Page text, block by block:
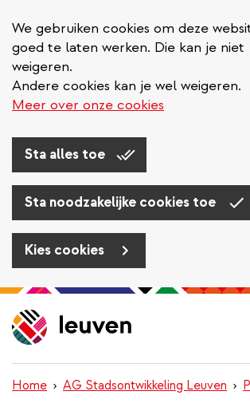
We gebruiken cookies om deze
goed te laten werken. Die kan je niet
weigeren.
Andere cookies kan je wel weigeren.
Meer over onze cookies
Sta alles toe
Sta noodzakelijke cookies toe
Kies cookies
Overslaan
en
naar
inhoud
gaan
Home AG Stadsontwikkeling Leuven